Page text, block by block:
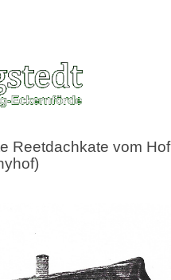
Reetdachkate vom Hof